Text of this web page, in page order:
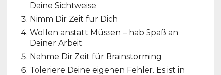
Deine Sichtweise
Nimm Dir Zeit für Dich
Wollen anstatt Müssen – hab Spaß an
Deiner Arbeit
Nehme Dir Zeit für Brainstorming
Toleriere Deine eigenen Fehler. Es ist in